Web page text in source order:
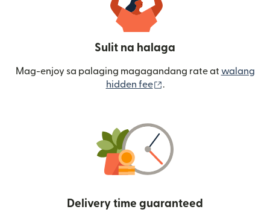
Sulit na halaga
Mag-enjoy sa palaging magagandang rate at walang
hidden fee
.
Delivery time guaranteed